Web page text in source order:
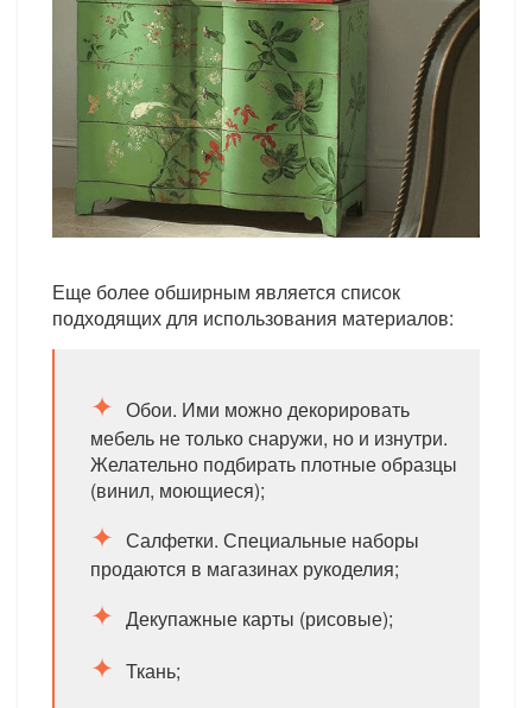
Еще более обширным является список
подходящих для использования материалов:
Обои. Ими можно декорировать
мебель не только снаружи, но и изнутри.
Желательно подбирать плотные образцы
(винил, моющиеся);
Салфетки. Специальные наборы
продаются в магазинах рукоделия;
Декупажные карты (рисовые);
Ткань;